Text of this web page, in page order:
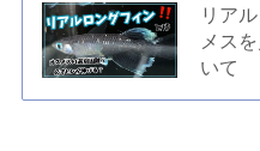
リア
メス
いて